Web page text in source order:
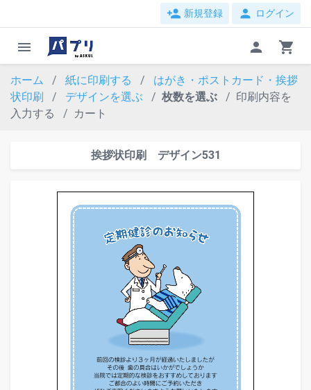
person_add 新規登録 person ログイン
menu person shopping_cart
ホーム 紙に印刷する
はがき・ポストカード・挨拶
状印刷
デザインを選ぶ 枚数を選ぶ
印刷内容を
入力する
カート
挨拶状印刷 デザイン531